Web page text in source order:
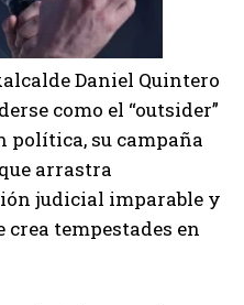
Daniel Quintero
como el “outsider”
política, su campaña
arrastra
judicial imparable y
tempestades en